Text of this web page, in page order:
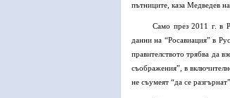
пътниците, каза Медведев
Само през 2011 г. в
данни на “Росавиация” в
правителството трябва да
съображения”, в
не съумеят “да се